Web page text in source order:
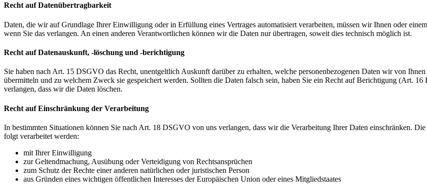
Recht auf Datenübertragbarkeit
Daten, die wir auf Grundlage Ihrer Einwilligung oder in Erfüllung eines Vertrages automatisiert verarbeiten, müssen wir Ihnen oder
wenn Sie das verlangen. An einen anderen Verantwortlichen können wir die Daten nur übertragen, soweit dies technisch möglich ist.
Recht auf Datenauskunft, -löschung und -berichtigung
Sie haben nach Art. 15 DSGVO das Recht, unentgeltlich Auskunft darüber zu erhalten, welche personenbezogenen Daten wir von
übermitteln und zu welchem Zweck sie gespeichert werden. Sollten die Daten falsch sein, haben Sie ein Recht auf Berichtigung (Art.
verlangen, dass wir die Daten löschen.
Recht auf Einschränkung der Verarbeitung
In bestimmten Situationen können Sie nach Art. 18 DSGVO von uns verlangen, dass wir die Verarbeitung Ihrer Daten einschränken.
folgt verarbeitet werden:
mit Ihrer Einwilligung
zur Geltendmachung, Ausübung oder Verteidigung von Rechtsansprüchen
zum Schutz der Rechte einer anderen natürlichen oder juristischen Person
aus Gründen eines wichtigen öffentlichen Interesses der Europäischen Union oder eines Mitgliedstaates